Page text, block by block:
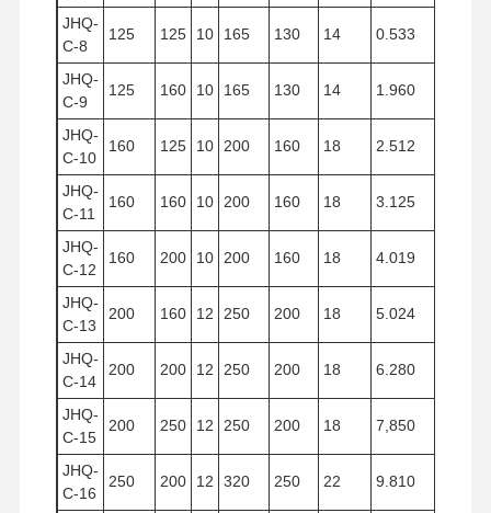
감아 올리기
수송 설비
리프팅 장치
크레인 용품
JHQ-
C-8
125 125 10 165 130 14 0.533
JHQ-
C-9
125 160 10 165 130 14 1.960
JHQ-
C-10
160 125 10 200 160 18 2.512
JHQ-
C-11
160 160 10 200 160 18 3.125
JHQ-
C-12
160 200 10 200 160 18 4.019
JHQ-
C-13
200 160 12 250 200 18 5.024
JHQ-
C-14
200 200 12 250 200 18 6.280
JHQ-
C-15
200 250 12 250 200 18 7,850
JHQ-
C-16
250 200 12 320 250 22 9.810